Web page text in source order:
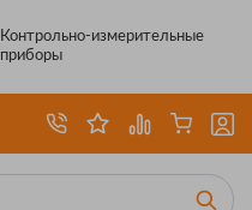
Контрольно-измерительные
приборы